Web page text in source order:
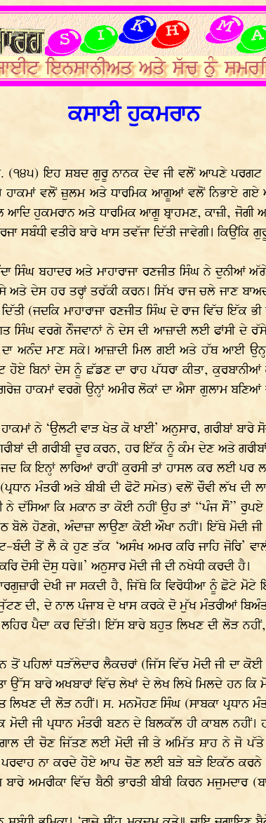
ਕਸਾਈ ਹੁਕਮਰਾਨ
(੧੪੫) ਇਹ ਸ਼ਬਦ ਗੁਰੂ ਨਾਨਕ ਦੇਵ ਜੀ ਵਲੋਂ ਆਪਣੇ ਪਰਗਟ
ਵਲੋਂ ਜ਼ੁਲਮ ਅਤੇ ਧਾਰਮਿਕ ਆਗੂਆਂ ਵਲੋਂ ਨਿਭਾਏ ਗਏ
ਹੁਕਮਰਾਨ ਅਤੇ ਧਾਰਮਿਕ ਆਗੂ ਬ੍ਰਾਹਮਣ, ਕਾਜ਼ੀ, ਜੋਗੀ
ਸਬੰਧੀ ਵਤੀਰੇ ਬਾਰੇ ਖਾਸ ਤਵੱਜਾ ਦਿੱਤੀ ਜਾਵੇਗੀ।
ਸਿੰਘ ਬਹਾਦਰ ਅਤੇ ਮਾਹਾਰਾਜਾ ਰਣਜੀਤ ਸਿੰਘ ਨੇ ਦੁਨੀਆਂ
ਅਤੇ ਦੇਸ ਹਰ ਤਰ੍ਹਾਂ ਤਰੱਕੀ ਕਰਨ। ਸਿੱਖ ਰਾਜ ਚਲੇ ਜਾਣ
(ਜਦਕਿ ਮਾਹਾਰਾਜਾ ਰਣਜੀਤ ਸਿੰਘ ਦੇ ਰਾਜ ਵਿੱਚ ਇੱਕ
ਸਿੰਘ ਵਰਗੇ ਨੌਜਵਾਨਾਂ ਨੇ ਦੇਸ ਦੀ ਆਜ਼ਾਦੀ ਲਈ ਫਾਂਸੀ
ਅਨੰਦ ਮਾਣ ਸਕੇ। ਆਜ਼ਾਦੀ ਮਿਲ ਗਈ ਅਤੇ ਹੱਥ ਆਈ ਉਨ੍ਹਾਂ
ਹੋਏ ਬਿਨਾਂ ਦੇਸ ਨੂੰ ਛੱਡਣ ਦਾ ਰਾਹ ਪੱਧਰਾ ਕੀਤਾ,
ਹਾਕਮਾਂ ਵਰਗੇ ਉਨ੍ਹਾਂ ਅਮੀਰ ਲੋਕਾਂ ਦਾ ਐਸਾ ਗੁਲਾਮ
ਨੇ ‘ਉਲਟੀ ਵਾੜ ਖੇਤ ਕੋ ਖਾਈ’ ਅਨੁਸਾਰ, ਗਰੀਬਾਂ
ਦੀ ਗਰੀਬੀ ਦੂਰ ਕਰਨ, ਹਰ ਇੱਕ ਨੂੰ ਕੰਮ ਦੇਣ ਅਤੇ
ਇਨ੍ਹਾਂ ਲਾਰਿਆਂ ਰਾਹੀਂ ਕੁਰਸੀ ਤਾਂ ਹਾਸਲ ਕਰ ਲਈ ਪਰ
ਮੰਤਰੀ ਅਤੇ ਬੀਬੀ ਦੀ ਫੋਟੋ ਸਮੇਤ) ਵਲੋਂ ਚੌਵੀ ਲੱਖ ਦੀ
ਨੇ ਦੱਸਿਆ ਕਿ ਮਕਾਨ ਤਾ ਕੋਈ ਨਹੀਂ ਉਹ ਤਾਂ “ਪੰਜ ਸੌ”
ਬੋਲੇ ਹੋਣਗੇ, ਅੰਦਾਜ਼ਾ ਲਾਉਣਾ ਕੋਈ ਔਖਾ ਨਹੀਂ। ਇੱਥੇ ਮੋਦੀ ਜੀ
ਬੰਦੀ ਤੋਂ ਲੈ ਕੇ ਹੁਣ ਤੱਕ ‘ਅਸੰਖ ਅਮਰ ਕਰਿ ਜਾਹਿ ਜੋਰਿ’
ਦੋਸੀ ਦੋਸੁ ਧਰੇ॥’ ਅਨੁਸਾਰ ਮੋਦੀ ਜੀ ਦੀ ਨਖੇਧੀ ਕਰਦੀ ਹੈ।
ਦੇਖੀ ਜਾ ਸਕਦੀ ਹੈ, ਜਿੱਥੇ ਕਿ ਵਿਰੋਧੀਆ ਨੂੰ ਛੋਟੇ ਮੋਟੇ
ਦੀ, ਦੇ ਨਾਲ ਪੰਜਾਬ ਦੇ ਖਾਸ ਕਰਕੇ ਦੋ ਮੁੱਖ ਮੰਤਰੀਆਂ
ਪੈਦਾ ਕਰ ਦਿੱਤੀ। ਇੱਸ ਬਾਰੇ ਬਹੁਤ ਲਿਖਣ ਦੀ ਲੋੜ
ਤੋਂ ਪਹਿਲਾਂ ਧੜੱਲੇਦਾਰ ਲੈਕਚਰਾਂ (ਜਿੱਸ ਵਿੱਚ ਮੋਦੀ ਜੀ ਦਾ
ਬਾਰੇ ਅਖਬਾਰਾਂ ਵਿੱਚ ਲੇਖਾਂ ਦੇ ਲੇਖ ਲਿਖੇ ਮਿਲਦੇ ਹਨ ਕਿ
ਦੀ ਲੋੜ ਨਹੀਂ। ਸ. ਮਨਮੋਹਣ ਸਿੰਘ (ਸਾਬਕਾ ਪ੍ਰਧਾਨ
ਜੀ ਪ੍ਰਧਾਨ ਮੰਤਰੀ ਬਣਨ ਦੇ ਬਿਲਕੱਲ ਹੀ ਕਾਬਲ
ਦੀ ਚੋਣ ਜਿੱਤਣ ਲਈ ਮੋਦੀ ਜੀ ਤੇ ਅਮਿੱਤ ਸ਼ਾਹ ਨੇ ਜੋ
ਨਾ ਕਰਦੇ ਹੋਏ ਆਪ ਚੋਣ ਲਈ ਬੜੇ ਬੜੇ ਇਕੱਠ ਕਰਨੇ
ਅਮਰੀਕਾ ਵਿੱਚ ਬੈਠੀ ਭਾਰਤੀ ਬੀਬੀ ਕਿਰਨ